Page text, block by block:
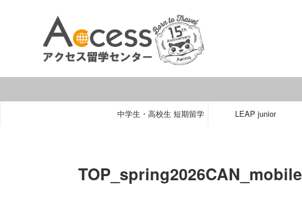
中学生・高校生 短期留学 LEAP junior
TOP_spring2026CAN_mobile